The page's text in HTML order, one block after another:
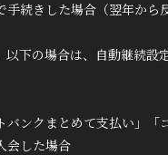
手続きした場合（翌年から
以下の場合は、自動継続設
バンクまとめて支払い」「
会した場合